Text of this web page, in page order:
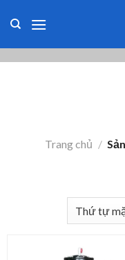
Trang chủ /